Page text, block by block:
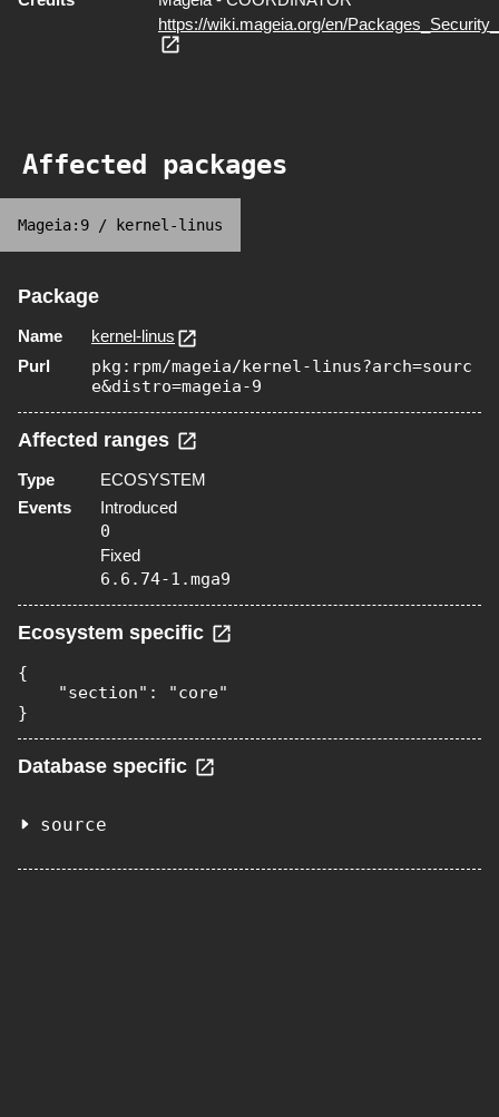
https://wiki.mageia.org/en/
Affected packages
Mageia:9 / kernel-linus
Package
Name
kernel-linus
Purl
pkg:rpm/mageia/kernel-linus?arch=sourc
e&distro=mageia-9
Affected ranges
Type
ECOSYSTEM
Events
Introduced
0
Fixed
6.6.74-1.mga9
Ecosystem specific
{
    "section": "core"
}
Database specific
source